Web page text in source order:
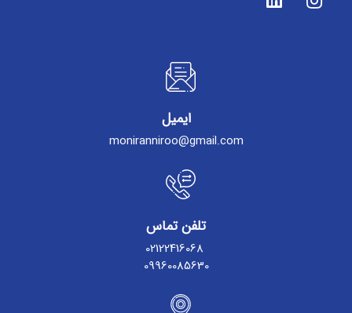
ایمیل
moniranniroo@gmail.com
تلفن تماس
02122416068
09960085630